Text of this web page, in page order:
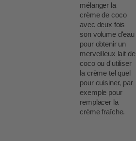
mélanger la
crème de coco
avec deux fois
son volume d'eau
pour obtenir un
merveilleux lait de
coco ou d'utiliser
la crème tel quel
pour cuisiner, par
exemple pour
remplacer la
crème fraîche.